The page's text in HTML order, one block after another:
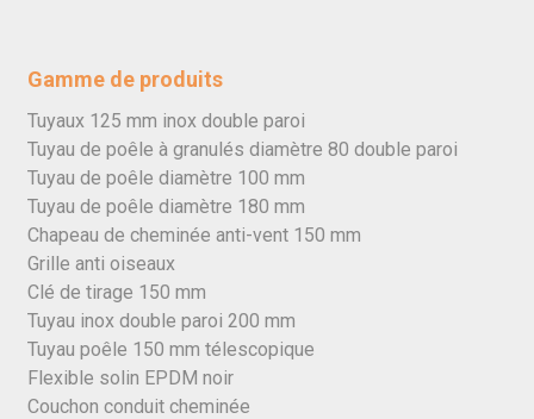
Gamme de produits
Tuyaux 125 mm inox double paroi
Tuyau de poêle à granulés diamètre 80 double paroi
Tuyau de poêle diamètre 100 mm
Tuyau de poêle diamètre 180 mm
Chapeau de cheminée anti-vent 150 mm
Grille anti oiseaux
Clé de tirage 150 mm
Tuyau inox double paroi 200 mm
Tuyau poêle 150 mm télescopique
Flexible solin EPDM noir
Couchon conduit cheminée